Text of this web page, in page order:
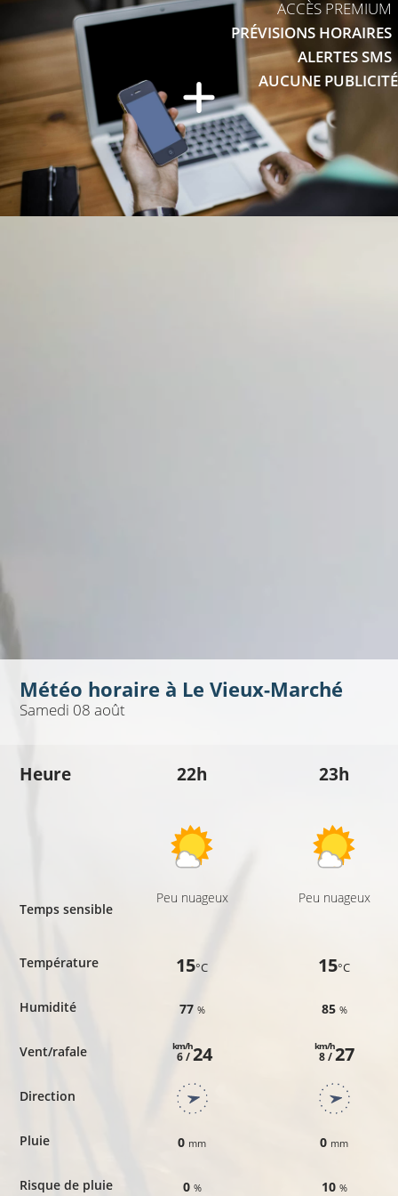
ACCÈS PREMIUM
PRÉVISIONS HORAIRES
ALERTES SMS
AUCUNE PUBLICITÉ
Météo horaire à Le Vieux-Marché
Samedi 08 août
Heure
Temps sensible
Température
Humidité
Vent/rafale
Direction
Pluie
Risque de pluie
22h
Peu nuageux
15°C
77 %
6 /
km/h24
0 mm
0 %
23h
Peu nuageux
15°C
85 %
8 /
km/h27
0 mm
10 %